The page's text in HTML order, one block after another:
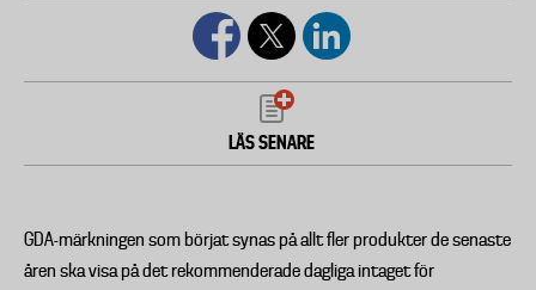
LÄS SENARE
GDA-märkningen som börjat synas på allt fler produkter de senaste
åren ska visa på det rekommenderade dagliga intaget för